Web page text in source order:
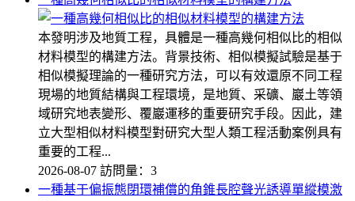
本發明涉及地質工程，具體是一種高幾何相似比的相似
材料模型的構建方法。背景技術、相似模擬試驗是基于
相似模擬理論的一種研究方法，可以有效還原不同工程
現場的地質結構與工程環境，是地質、采礦、巖土等領
域研究地表變形、覆巖運移的重要研究手段。因此，建
立大型相似材料模型對研究大型人類工程活動案例具有
重要的工程...
2026-08-07 訪問量：3
一種基于偏振態閉環補償的角錐長腔聲光誘導單縱模激